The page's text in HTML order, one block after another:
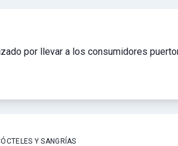
por llevar a los consumidores
Y SANGRÍAS